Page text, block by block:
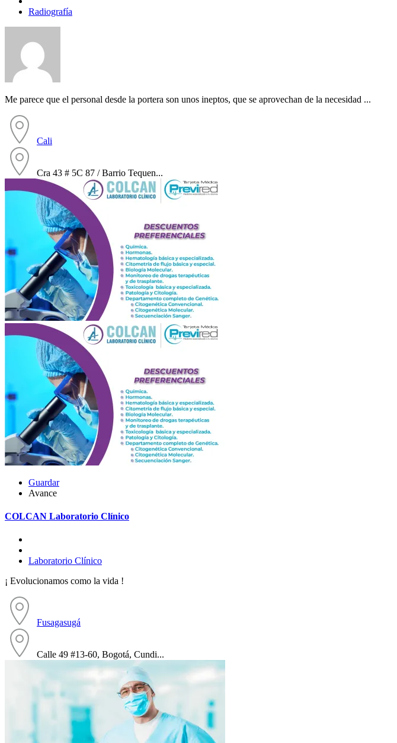
Radiografía
Me parece que el personal desde la portera son unos ineptos, que se aprovechan de la necesidad ...
Cali
Cra 43 # 5C 87 / Barrio Tequen...
Guardar
Avance
COLCAN Laboratorio Clínico
Laboratorio Clínico
¡ Evolucionamos como la vida !
Fusagasugá
Calle 49 #13-60, Bogotá, Cundi...